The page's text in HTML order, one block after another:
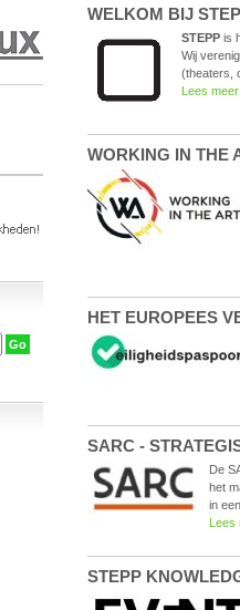
WELKOM BIJ
STEPP is
Wij
(theaters,
Lees meer
WORKING IN THE
HET EUROPEES
SARC -
De
het
in
Lees
STEPP